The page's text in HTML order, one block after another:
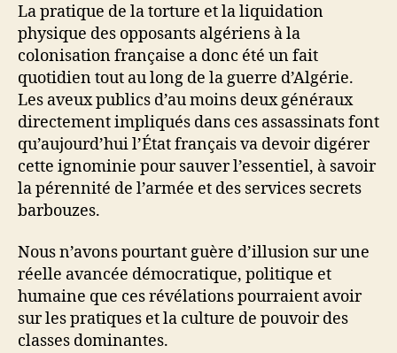
La pratique de la torture et la liquidation
physique des opposants algériens à la
colonisation française a donc été un fait
quotidien tout au long de la guerre d’Algérie.
Les aveux publics d’au moins deux généraux
directement impliqués dans ces assassinats font
qu’aujourd’hui l’État français va devoir digérer
cette ignominie pour sauver l’essentiel, à savoir
la pérennité de l’armée et des services secrets
barbouzes.
Nous n’avons pourtant guère d’illusion sur une
réelle avancée démocratique, politique et
humaine que ces révélations pourraient avoir
sur les pratiques et la culture de pouvoir des
classes dominantes.